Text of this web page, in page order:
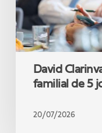
jours
par
enfant
David
familial de 5
20/07/2026